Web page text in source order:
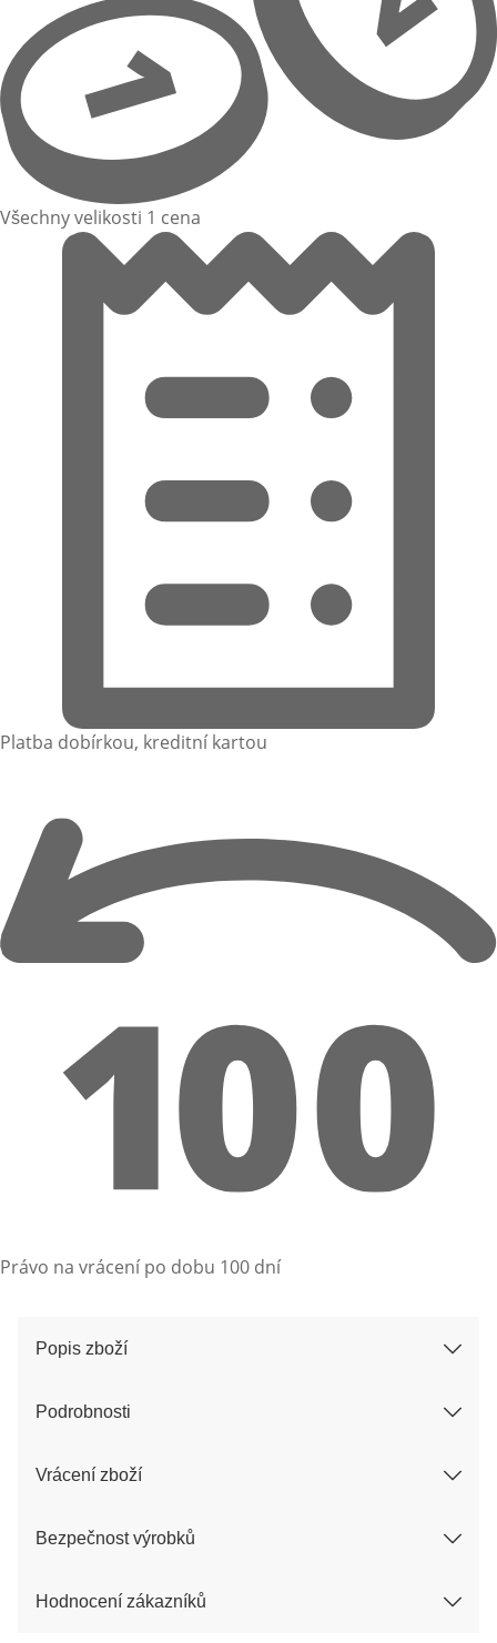
Všechny velikosti 1 cena
Platba dobírkou, kreditní kartou
Právo na vrácení po dobu 100 dní
Popis zboží
Podrobnosti
Vrácení zboží
Bezpečnost výrobků
Hodnocení zákazníků